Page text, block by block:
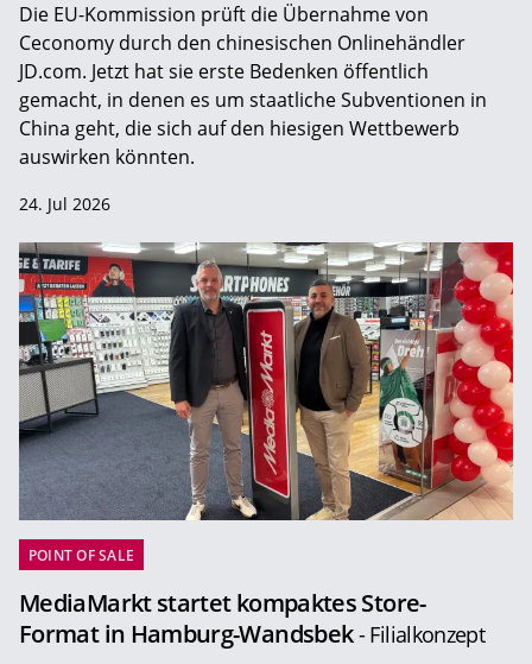
Die EU-Kommission prüft die Übernahme von
Ceconomy durch den chinesischen Onlinehändler
JD.com. Jetzt hat sie erste Bedenken öffentlich
gemacht, in denen es um staatliche Subventionen in
China geht, die sich auf den hiesigen Wettbewerb
auswirken könnten.
24. Jul 2026
POINT OF SALE
MediaMarkt startet kompaktes Store-
Format in Hamburg-Wandsbek- Filialkonzept